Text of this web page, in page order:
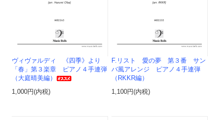
ヴィヴァルディ 《四季》より
「春」第３楽章 ピアノ４手連弾
（大庭晴美編）
1,000円(内税)
F.リスト 愛の夢 第３番 サン
バ風アレンジ ピアノ４手連弾
（RKKR編）
1,100円(内税)